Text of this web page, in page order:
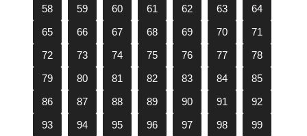
58
59 60 61 62 63
64
65
66 67 68 69 70
71
72
73 74 75 76 77
78
79
80 81 82 83 84
85
86
87 88 89 90 91
92
93
94 95 96 97 98
99